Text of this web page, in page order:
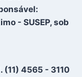
- SUSEP, sob
4565 - 3110